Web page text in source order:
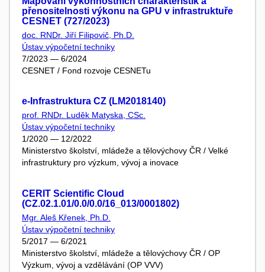
přenositelnosti výkonu na GPU v infrastruktuře
CESNET (727/2023)
doc. RNDr. Jiří Filipovič, Ph.D.
Ústav výpočetní techniky
7/2023 — 6/2024
CESNET / Fond rozvoje CESNETu
e-Infrastruktura CZ (LM2018140)
prof. RNDr. Luděk Matyska, CSc.
Ústav výpočetní techniky
1/2020 — 12/2022
Ministerstvo školství, mládeže a tělovýchovy ČR / Velké
infrastruktury pro výzkum, vývoj a inovace
CERIT Scientific Cloud
(CZ.02.1.01/0.0/0.0/16_013/0001802)
Mgr. Aleš Křenek, Ph.D.
Ústav výpočetní techniky
5/2017 — 6/2021
Ministerstvo školství, mládeže a tělovýchovy ČR / OP
Výzkum, vývoj a vzdělávání (OP VVV)